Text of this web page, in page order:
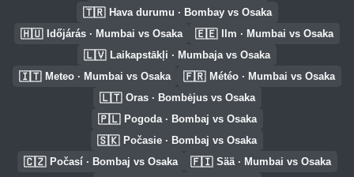
🇹🇷 Hava durumu · Bombay vs Osaka
🇭🇺 Időjárás · Mumbai vs Osaka 🇪🇪 Ilm · Mumbai vs Osaka
🇱🇻 Laikapstākļi · Mumbaja vs Osaka
🇮🇹 Meteo · Mumbai vs Osaka 🇫🇷 Météo · Mumbai vs Osaka
🇱🇹 Oras · Bombėjus vs Osaka
🇵🇱 Pogoda · Bombaj vs Osaka
🇸🇰 Počasie · Bombaj vs Osaka
🇨🇿 Počasí · Bombaj vs Osaka 🇫🇮 Sää · Mumbai vs Osaka